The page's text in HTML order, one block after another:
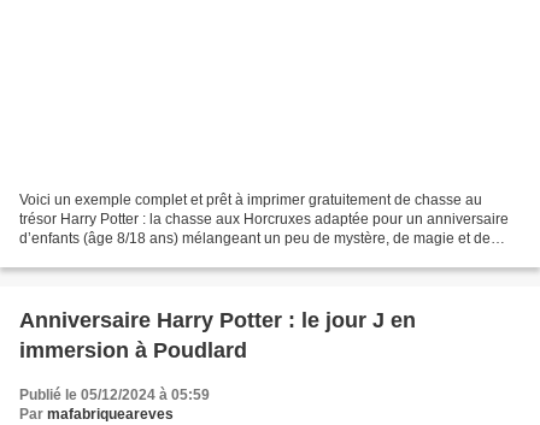
Voici un exemple complet et prêt à imprimer gratuitement de chasse au
trésor Harry Potter : la chasse aux Horcruxes adaptée pour un anniversaire
d’enfants (âge 8/18 ans) mélangeant un peu de mystère, de magie et de
Anniversaire Harry Potter : le jour J en
immersion à Poudlard
Publié le 05/12/2024 à 05:59
Par mafabriqueareves